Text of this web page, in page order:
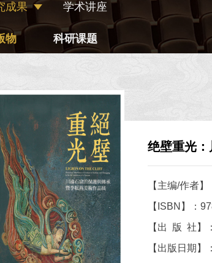
成果 学术讲座
物 科研课题
绝壁重光
【主编/作者
【ISBN】：
【出 版 社】
【出版日期】